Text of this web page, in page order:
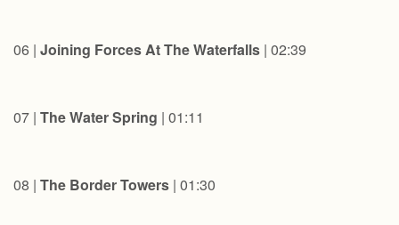
06 | Joining Forces At The Waterfalls | 02:39
07 | The Water Spring | 01:11
08 | The Border Towers | 01:30